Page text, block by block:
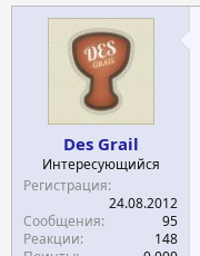
Des Grail
Интересующийся
Регистрация
24.08.2012
Сообщения
95
Реакции
148